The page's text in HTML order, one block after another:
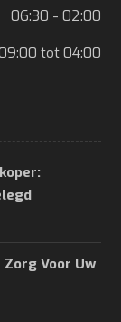
06:30 - 02:00
tot 04:00
Voor Uw